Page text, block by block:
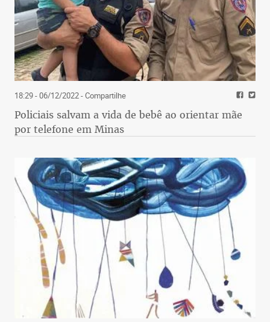
18:29 - 06/12/2022- Compartilhe
Policiais salvam a vida de bebê ao orientar mãe
por telefone em Minas